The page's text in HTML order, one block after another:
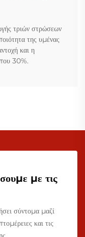
τριών στρώσεων
της υμένας
και η
30%.
με τις
σύντομα μαζί
και τις